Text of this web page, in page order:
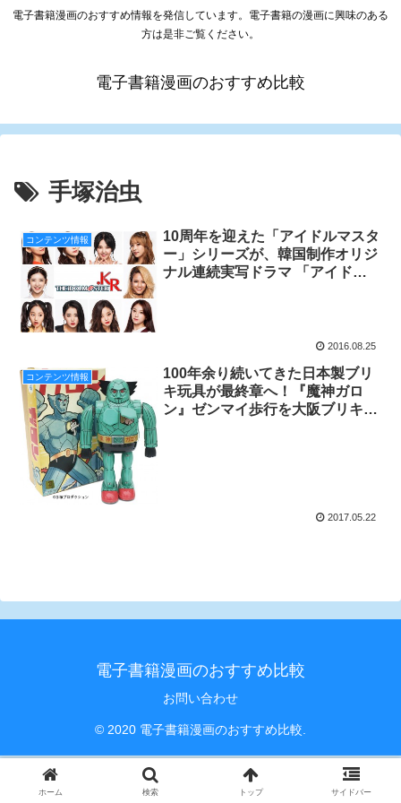
電子書籍漫画のおすすめ情報を発信しています。電子書籍の漫画に興味のある
方は是非ご覧ください。
電子書籍漫画のおすすめ比較
手塚治虫
コンテンツ情報
10周年を迎えた「アイドルマスタ
ー」シリーズが、韓国制作オリジ
ナル連続実写ドラマ 「アイドル
2016.08.25
コンテンツ情報
100年余り続いてきた日本製ブリ
キ玩具が最終章へ！『魔神ガロ
ン』ゼンマイ歩行を大阪ブリキ玩
2017.05.22
電子書籍漫画のおすすめ比較
お問い合わせ
© 2020 電子書籍漫画のおすすめ比較.
ホーム 検索 トップ サイドバー